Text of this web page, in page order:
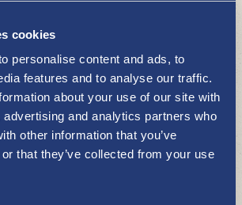
cookies
personalise content and ads, to
features and to analyse our traffic.
about your use of our site with
and analytics partners who
other information that you’ve
that they’ve collected from your use